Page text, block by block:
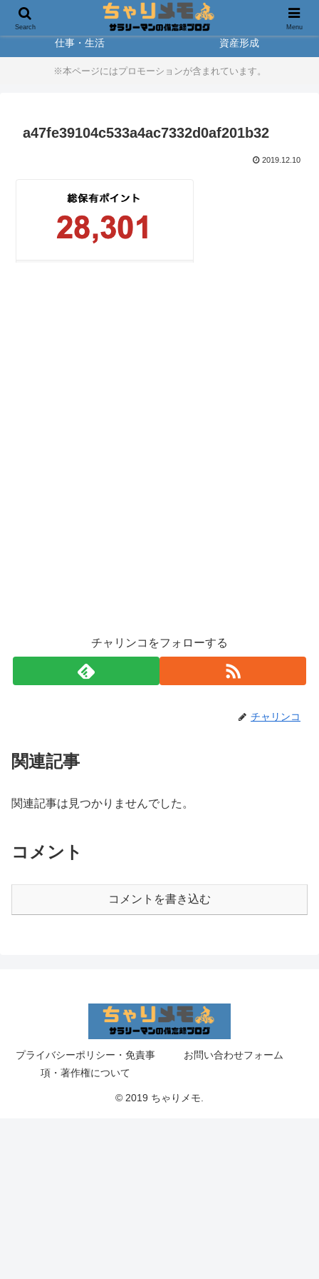
製品レビュー
仕事・生活 資産形成
※本ページにはプロモーションが含まれています。
a47fe39104c533a4ac7332d0af201b32
2019.12.10
チャリンコをフォローする
チャリンコ
関連記事
関連記事は見つかりませんでした。
コメント
コメントを書き込む
プライバシーポリシー・免責事
項・著作権について
お問い合わせフォーム
© 2019 ちゃりメモ.
Search Menu